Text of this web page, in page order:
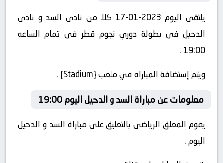
يلتقى اليوم 2023-01-17 كلا من نادى السد و نادى
الدحيل فى بطولة دوري نجوم قطر فى تمام الساعه
19:00 .
ويتم إستضافة المباراه في ملعب {Stadium} .
معلومات عن مباراة السد و الدحيل اليوم 19:00
يقوم المعلق الرياضى بالتعليق على مباراة السد و الدحيل
اليوم .